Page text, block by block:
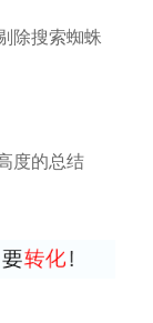
除搜索蜘蛛
度的总结